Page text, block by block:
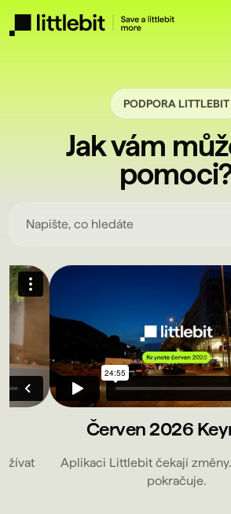
PODPORA LITTLEBIT
Jak vám
Červen 2026
Aplikaci Littlebit čekají
pokračuje.